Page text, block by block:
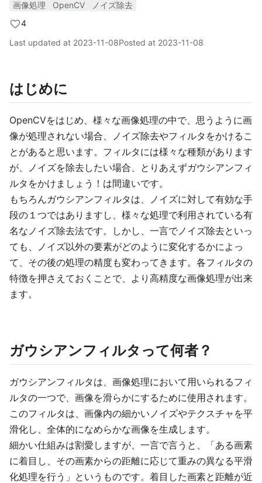
画像処理 OpenCV
ノイズ除去
4
Last updated at 2023-11-08Posted at 2023-11-08
はじめに
OpenCVをはじめ、様々な画像処理の中で、思うように画
像が処理されない場合、ノイズ除去やフィルタをかけるこ
とがあると思います。フィルタには様々な種類があります
が、ノイズを除去したい場合、とりあえずガウシアンフィ
ルタをかけましょう！は間違いです。
もちろんガウシアンフィルタは、ノイズに対して有効な手
段の１つではありますし、様々な処理で利用されている有
名なノイズ除去法です。しかし、一言でノイズ除去といっ
ても、ノイズ以外の要素がどのように変化するかによっ
て、その後の処理の精度も変わってきます。各フィルタの
特徴を押さえておくことで、より高精度な画像処理が出来
ます。
ガウシアンフィルタって何者？
ガウシアンフィルタは、画像処理において用いられるフィ
ルタの一つで、画像を滑らかにするために使用されます。
このフィルタは、画像内の細かいノイズやテクスチャを平
滑化し、全体的になめらかな画像を生成します。
細かい仕組みは割愛しますが、一言で言うと、「ある画素
に着目し、その画素からの距離に応じて重みの異なる平滑
化処理を行う」というものです。着目した画素と距離が近